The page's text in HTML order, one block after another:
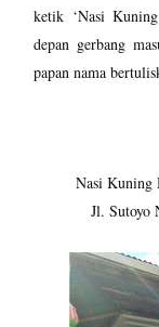
ketik ‘Nasi
depan gerbang
papan nama
Nasi Kuning
Jl. Sutoyo